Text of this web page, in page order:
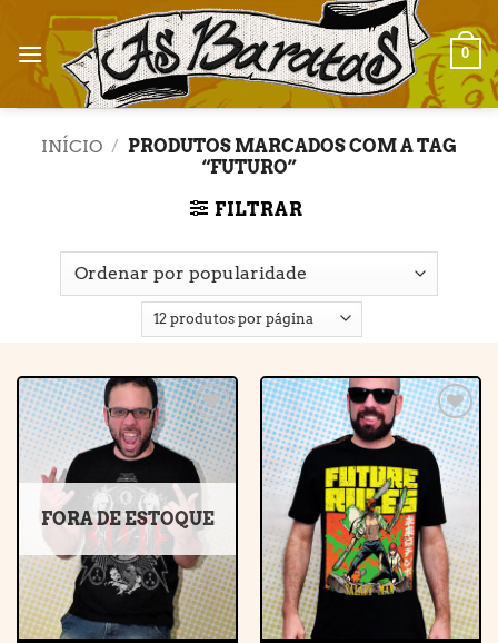
content
0
INÍCIO / PRODUTOS MARCADOS COM A TAG
“FUTURO”
FILTRAR
Adicionar
à lista de
desejos
FORA DE ESTOQUE
Adicionar
à lista de
desejos